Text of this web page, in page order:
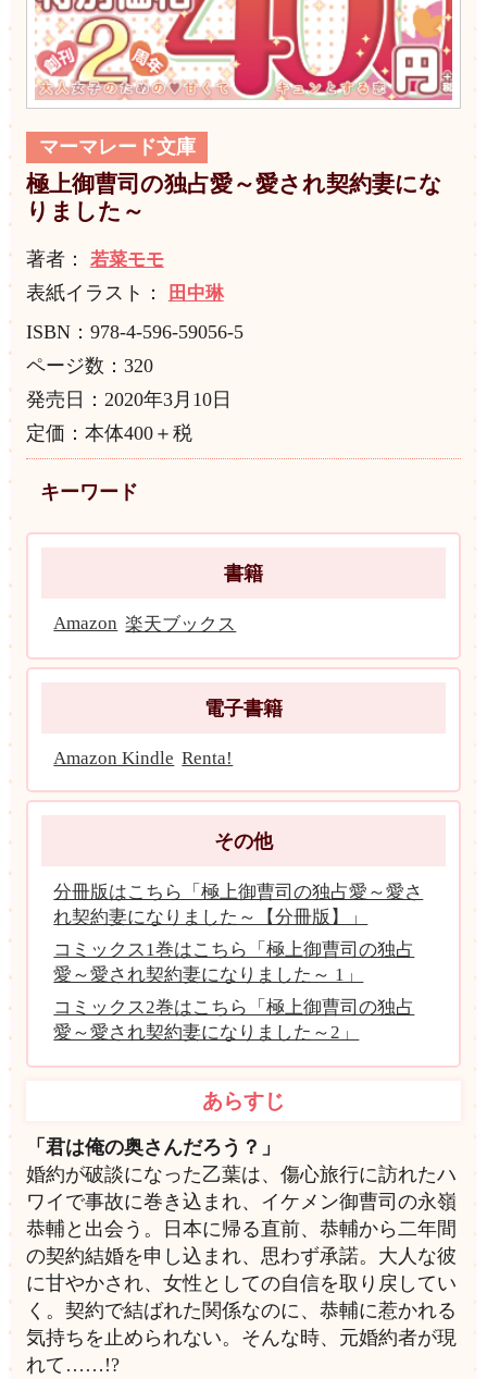
マーマレード文庫
極上御曹司の独占愛～愛され契約妻にな
りました～
著者： 若菜モモ
表紙イラスト： 田中琳
ISBN：978-4-596-59056-5
ページ数：320
発売日：2020年3月10日
定価：本体400＋税
キーワード
書籍
Amazon 楽天ブックス
電子書籍
Amazon Kindle Renta!
その他
分冊版はこちら「極上御曹司の独占愛～愛さ
れ契約妻になりました～【分冊版】」
コミックス1巻はこちら「極上御曹司の独占
愛～愛され契約妻になりました～ 1」
コミックス2巻はこちら「極上御曹司の独占
愛～愛され契約妻になりました～2」
あらすじ
「君は俺の奥さんだろう？」
婚約が破談になった乙葉は、傷心旅行に訪れたハ
ワイで事故に巻き込まれ、イケメン御曹司の永嶺
恭輔と出会う。日本に帰る直前、恭輔から二年間
の契約結婚を申し込まれ、思わず承諾。大人な彼
に甘やかされ、女性としての自信を取り戻してい
く。契約で結ばれた関係なのに、恭輔に惹かれる
気持ちを止められない。そんな時、元婚約者が現
れて……!?